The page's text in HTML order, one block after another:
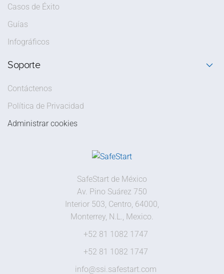
Casos de Éxito
Guías
Infográficos
Soporte
Contáctenos
Política de Privacidad
Administrar cookies
SafeStart de México
Av. Pino Suárez 750
Interior 503, Centro, 64000,
Monterrey, N.L., Mexico.
+52 81 1082 1747
+52 81 1082 1747
info@ssi.safestart.com